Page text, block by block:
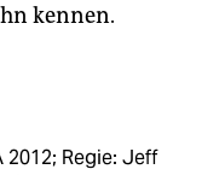
kennen.
2012; Regie: Jeff